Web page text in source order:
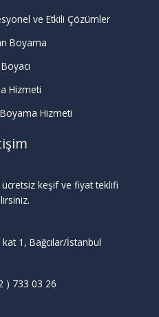
ve Etkili Çözümler
Boyama
Hizmeti
Hizmeti
keşif ve fiyat teklifi
1, Bağcılar/İstanbul
) 733 03 26